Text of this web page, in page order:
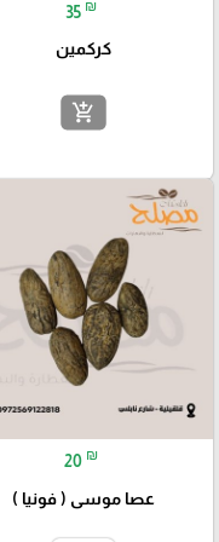
35 ₪
كركمين
add_shopping_cart
20 ₪
عصا موسى ( فونيا )